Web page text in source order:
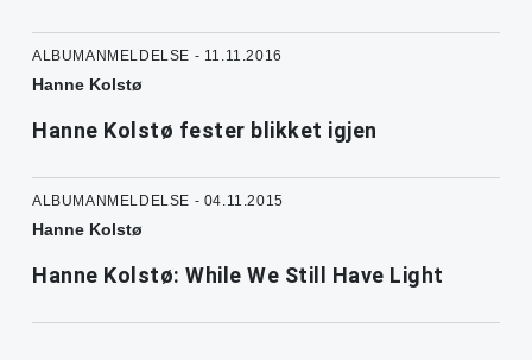
ALBUMANMELDELSE - 11.11.2016
Hanne Kolstø
Hanne Kolstø fester blikket igjen
ALBUMANMELDELSE - 04.11.2015
Hanne Kolstø
Hanne Kolstø: While We Still Have Light